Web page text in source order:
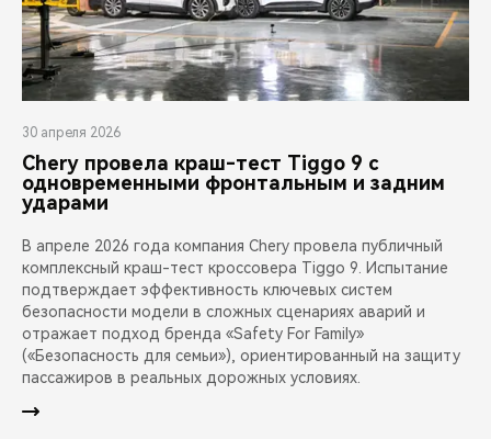
30 апреля 2026
Chery провела краш-тест Tiggo 9 с
одновременными фронтальным и задним
ударами
В апреле 2026 года компания Chery провела публичный
комплексный краш-тест кроссовера Tiggo 9. Испытание
подтверждает эффективность ключевых систем
безопасности модели в сложных сценариях аварий и
отражает подход бренда «Safety For Family»
(«Безопасность для семьи»), ориентированный на защиту
пассажиров в реальных дорожных условиях.